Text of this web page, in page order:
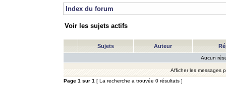
Index du forum
Voir les sujets actifs
Sujets Auteur
Aucun
Afficher les messages
Page 1 sur 1 [ La recherche a trouvée 0 résultats ]